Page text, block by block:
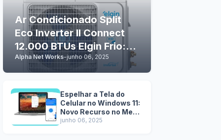
Ar Condicionado Split
Eco Inverter II Connect
12.000 BTUs Elgin Frio:
Tecnologia e Conforto
em Casa
Alpha Net Works-junho 06, 2025
Espelhar a Tela do
Celular no Windows 11:
Novo Recurso no Menu
Iniciar
junho 06, 2025